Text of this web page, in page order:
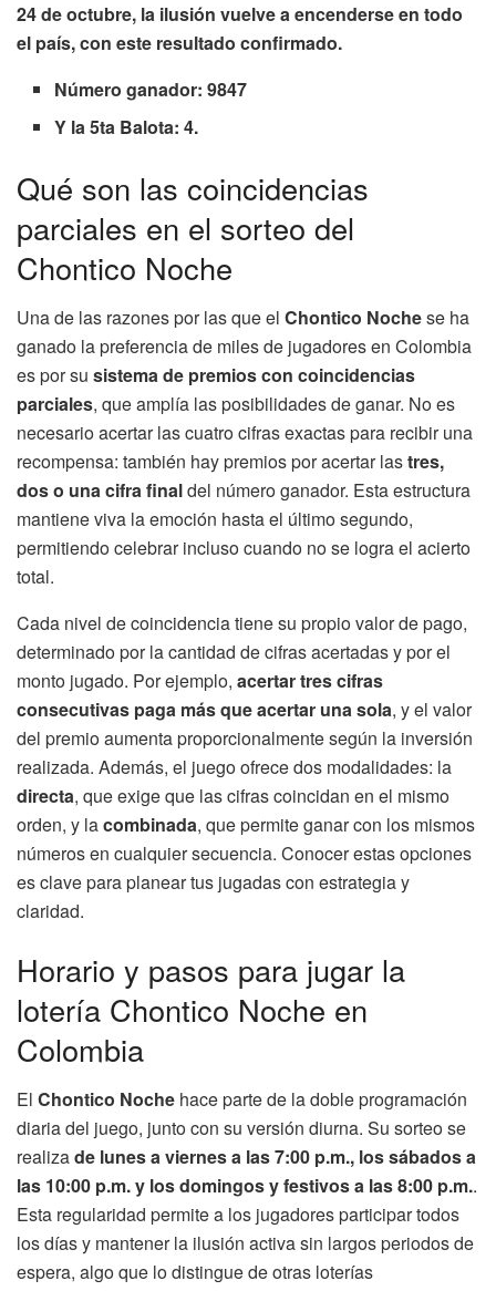
24 de octubre, la ilusión vuelve a encenderse en todo
el país, con este resultado confirmado.
Número ganador: 9847
Y la 5ta Balota: 4.
Qué son las coincidencias
parciales en el sorteo del
Chontico Noche
Una de las razones por las que el Chontico Nochese ha
ganado la preferencia de miles de jugadores en Colombia
es por su sistema de premios con coincidencias
parciales, que amplía las posibilidades de ganar. No es
necesario acertar las cuatro cifras exactas para recibir una
recompensa: también hay premios por acertar lastres,
dos o una cifra finaldel número ganador. Esta estructura
mantiene viva la emoción hasta el último segundo,
permitiendo celebrar incluso cuando no se logra el acierto
total.
Cada nivel de coincidencia tiene su propio valor de pago,
determinado por la cantidad de cifras acertadas y por el
monto jugado. Por ejemplo, acertar tres cifras
consecutivas paga más que acertar una sola, y el valor
del premio aumenta proporcionalmente según la inversión
realizada. Además, el juego ofrece dos modalidades: la
directa, que exige que las cifras coincidan en el mismo
orden, y lacombinada, que permite ganar con los mismos
números en cualquier secuencia. Conocer estas opciones
es clave para planear tus jugadas con estrategia y
claridad.
Horario y pasos para jugar la
lotería Chontico Noche en
Colombia
El Chontico Noche hace parte de la doble programación
diaria del juego, junto con su versión diurna. Su sorteo se
realizade lunes a viernes a las 7:00 p.m., los sábados a
las 10:00 p.m. y los domingos y festivos a las 8:00 p.m..
Esta regularidad permite a los jugadores participar todos
los días y mantener la ilusión activa sin largos periodos de
espera, algo que lo distingue de otras loterías